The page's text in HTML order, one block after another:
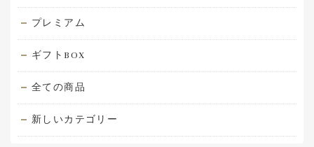
プレミアム
ギフトBOX
全ての商品
新しいカテゴリー